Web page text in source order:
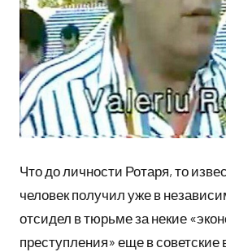
Что до личности Ротаря, то
человек получил уже в
отсидел в тюрьме за некие
преступления» еще в советские